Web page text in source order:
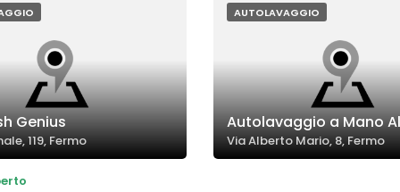
Genius
119, Fermo
AUTOLAVAGGIO
Autolavaggio a Mano
Via Alberto Mario, 8, Fermo